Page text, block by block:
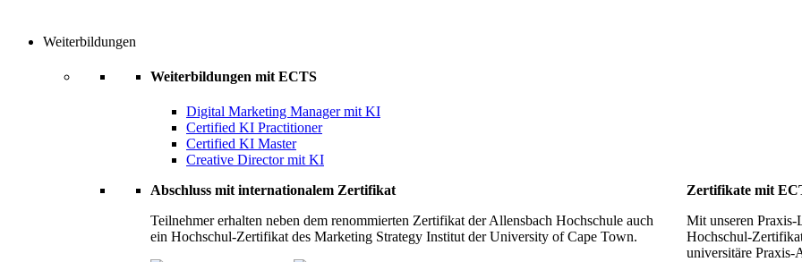
Weiterbildungen
Weiterbildungen mit ECTS
Digital Marketing Manager mit KI
Certified KI Practitioner
Certified KI Master
Creative Director mit KI
Abschluss mit internationalem Zertifikat
Teilnehmer erhalten neben dem renommierten Zertifikat der Allensbach Hochschule auch
ein Hochschul-Zertifikat des Marketing Strategy Institut der University of Cape Town.
Zertifikate mit
Mit unseren Praxis-
Hochschul-
universitäre Praxis-